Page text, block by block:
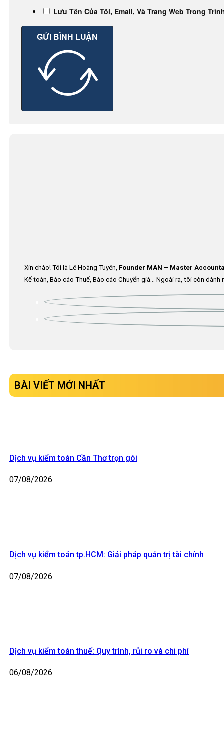
Lưu Tên Của Tôi, Email, Và Trang Web Trong
GỬI BÌNH LUẬN
Xin chào! Tôi là Lê Hoàng Tuyên, Founder MAN – Master
Kế toán, Báo cáo Thuế, Báo cáo Chuyển giá… Ngoài ra, tôi còn
BÀI VIẾT MỚI NHẤT
Dịch vụ kiểm toán Cần Thơ trọn gói
07/08/2026
Dịch vụ kiểm toán tp.HCM: Giải pháp quản trị tài chính
07/08/2026
Dịch vụ kiểm toán thuế: Quy trình, rủi ro và chi phí
06/08/2026